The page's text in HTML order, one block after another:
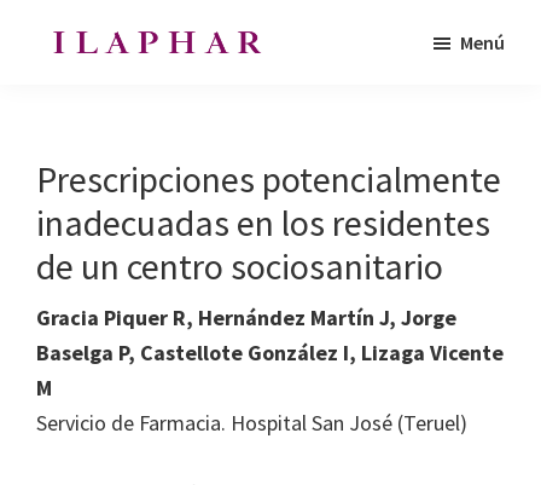
la
OFIL
Organización
de
Farmacéuticos
Ibero-
latinoamericanos
|
Ibero
Menú
Prescripciones potencialmente
inadecuadas en los residentes
de un centro sociosanitario
Gracia Piquer R, Hernández Martín J, Jorge
Baselga P, Castellote González I, Lizaga Vicente
M
Servicio de Farmacia. Hospital San José (Teruel)